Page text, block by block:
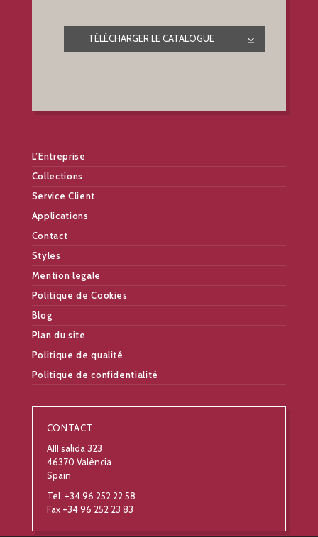
TÉLÉCHARGER LE CATALOGUE
L’Entreprise
Collections
Service Client
Applications
Contact
Styles
Mention legale
Politique de Cookies
Blog
Plan du site
Politique de qualité
Politique de confidentialité
CONTACT
AIII salida 323
46370 València
Spain
Tel. +34 96 252 22 58
Fax +34 96 252 23 83